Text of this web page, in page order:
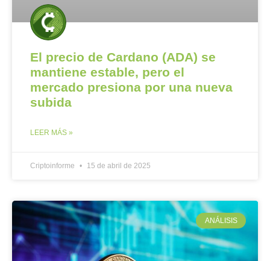
El precio de Cardano (ADA) se
mantiene estable, pero el
mercado presiona por una nueva
subida
LEER MÁS »
Criptoinforme 15 de abril de 2025
ANÁLISIS